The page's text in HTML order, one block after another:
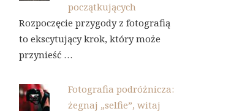
początkujących
Rozpoczęcie przygody z fotografią
to ekscytujący krok, który może
przynieść …
Fotografia podróżnicza:
żegnaj „selfie”, witaj